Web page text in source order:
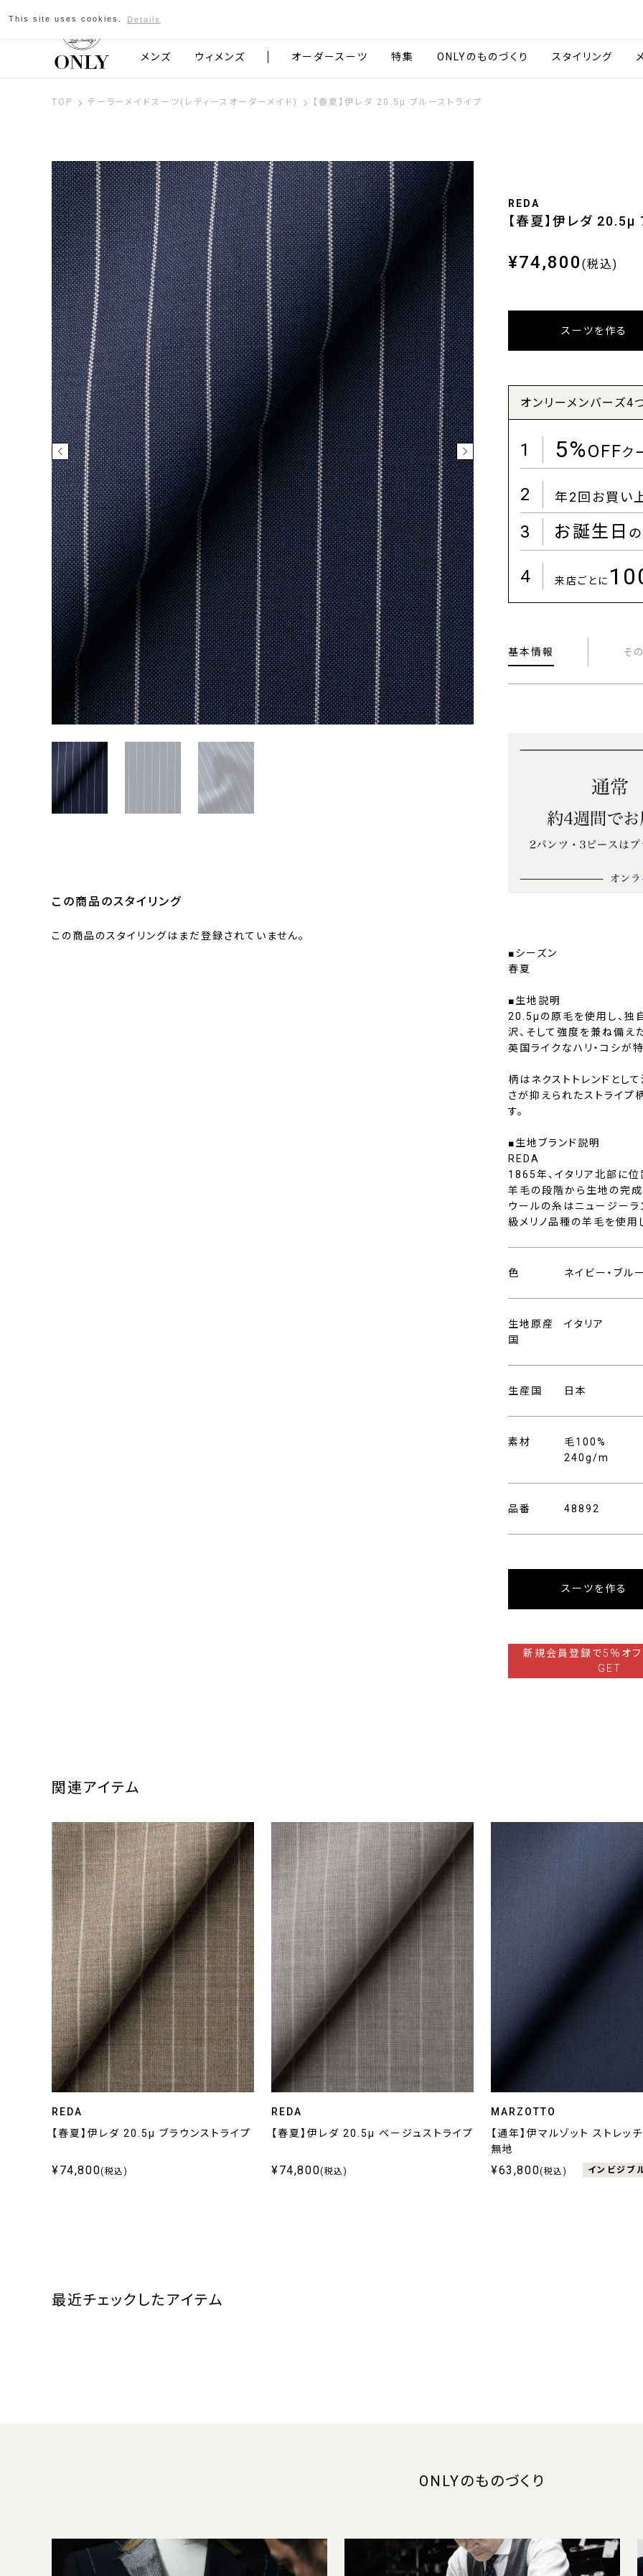
京都発のスーツブランド ONLY
メンズ ウィメンズ オーダースーツ 特集 ONLYのものづくり スタイリング
TOP テーラーメイドスーツ(レディースオーダーメイド) 【春夏】伊レダ 20.5μ ブルーストライプ
REDA
【春夏】伊レダ 20.5μ
¥74,800 (税込)
スーツを作る
オンリーメンバーズ4
1 5%OFFク
2 年2回お買い
3 お誕生日
4 来店ごとに
基本情報 そ
■シーズン
春夏
■生地説明
20.5μの原毛を使用し、独
沢、そして強度を兼ね備え
英国ライクなハリ・コシが
柄はネクストトレンドとし
さが抑えられたストライプ
す。
■生地ブランド説明
REDA
1865年、イタリア北部に
羊毛の段階から生地の完
ウールの糸はニュージー
級メリノ品種の羊毛を使用
色 ネイビー・ブル
生地原産
国
イタリア
生産国 日本
素材
毛100%
240g/m
品番 48892
スーツを作る
新規会員登録で5％オ
GET
この商品のスタイリング
この商品のスタイリングはまだ登録されていません。
関連アイテム
REDA
【春夏】伊レダ 20.5μ ブラウンストライプ
¥74,800(税込)
REDA
【春夏】伊レダ 20.5μ ベージュストライプ
¥74,800(税込)
MARZOTTO
【通年】伊マルゾット ストレッ
無地
¥63,800(税込) インビジブ
最近チェックしたアイテム
ONLYのものづくり
This site uses cookies. Details